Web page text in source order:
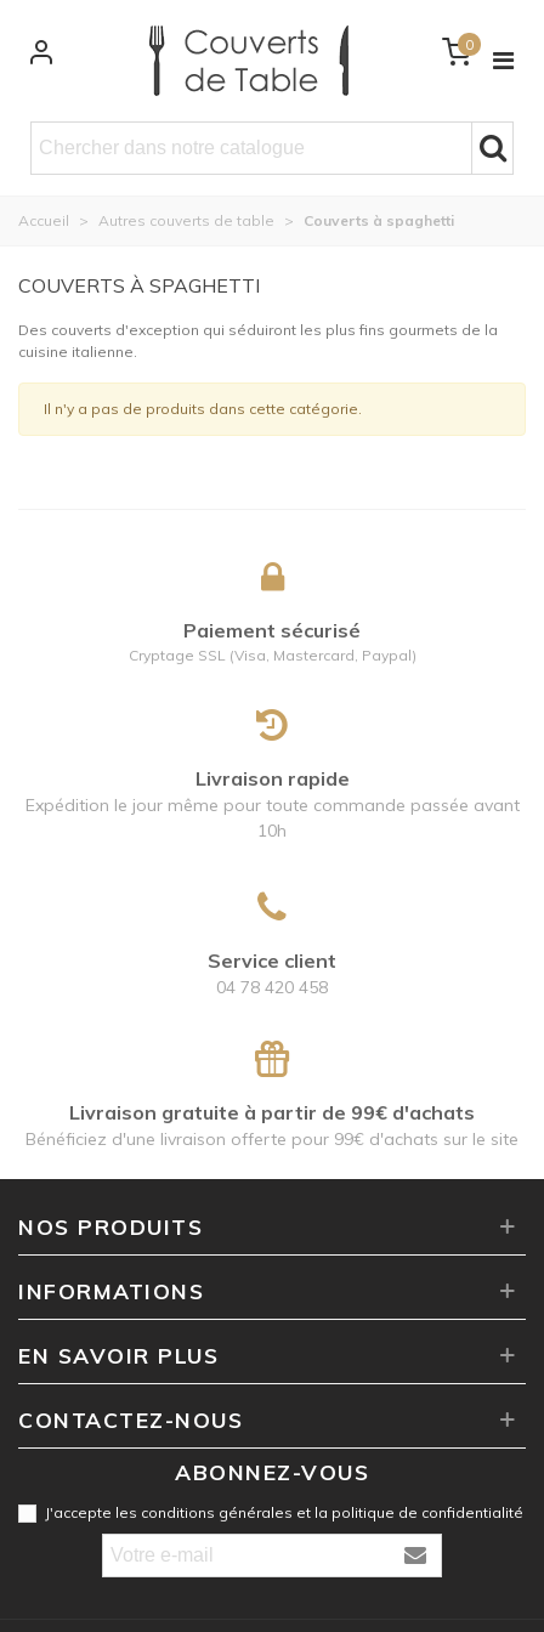
0
Accueil > Autres couverts de table > Couverts à spaghetti
COUVERTS À SPAGHETTI
Des couverts d'exception qui séduiront les plus fins gourmets de la
cuisine italienne.
Il n'y a pas de produits dans cette catégorie.
Paiement sécurisé
Cryptage SSL (Visa, Mastercard, Paypal)
Livraison rapide
Expédition le jour même pour toute commande passée avant
10h
Service client
04 78 420 458
Livraison gratuite à partir de 99€ d'achats
Bénéficiez d'une livraison offerte pour 99€ d'achats sur le site
NOS PRODUITS
INFORMATIONS
EN SAVOIR PLUS
CONTACTEZ-NOUS
ABONNEZ-VOUS
J'accepte les conditions générales et la politique de confidentialité